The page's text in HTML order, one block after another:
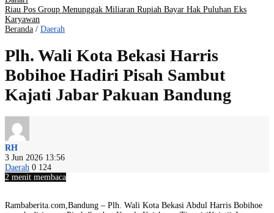
Riau Pos Group Menunggak Miliaran Rupiah Bayar Hak Puluhan Eks
Karyawan
Beranda / Daerah
Plh. Wali Kota Bekasi Harris
Bobihoe Hadiri Pisah Sambut
Kajati Jabar Pakuan Bandung
RH
3 Jun 2026 13:56
Daerah 0 124
2 menit membaca
Rambaberita.com,Bandung – Plh. Wali Kota Bekasi Abdul Harris Bobihoe